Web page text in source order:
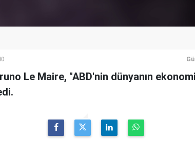
Le Maire, "ABD'nin dünyanın